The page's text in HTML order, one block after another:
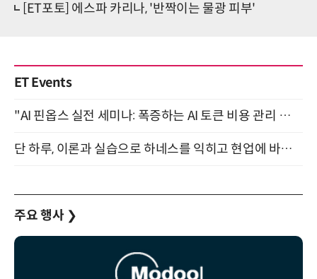
[ET포토] 에스파 카리나, '반짝이는 물광 피부'
ET Events
"AI 핀옵스 실전 세미나: 폭증하는 AI 토큰 비용 관리 전략" 8월 21일 개최
단 하루, 이론과 실습으로 하네스를 익히고 현업에 바로 쓰는 핸즈온 워크숍 (8/20)
주요 행사 ❯